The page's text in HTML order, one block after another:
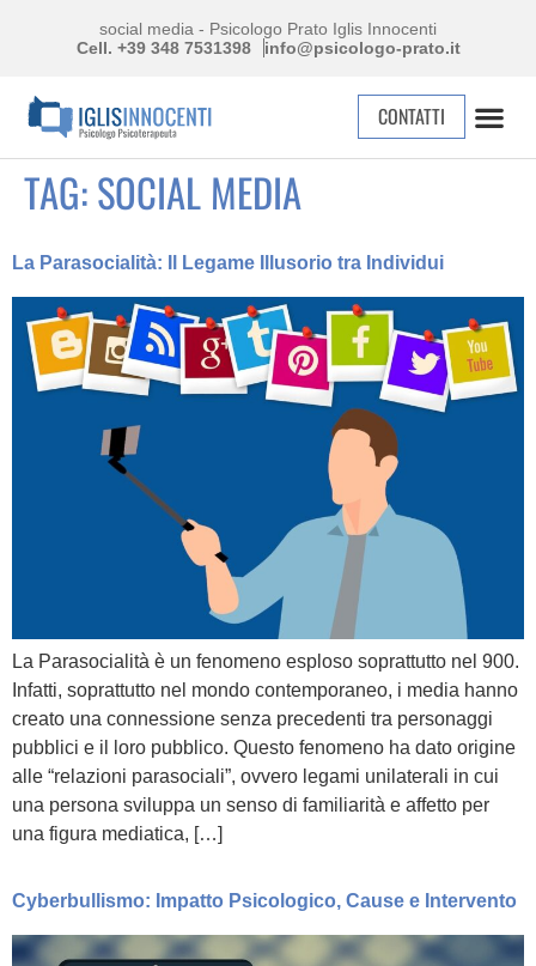
social media - Psicologo Prato Iglis Innocenti
Cell. +39 348 7531398
info@psicologo-prato.it
CONTATTI
TAG:SOCIAL MEDIA
La Parasocialità: Il Legame Illusorio tra Individui
La Parasocialità è un fenomeno esploso soprattutto nel 900.
Infatti, soprattutto nel mondo contemporaneo, i media hanno
creato una connessione senza precedenti tra personaggi
pubblici e il loro pubblico. Questo fenomeno ha dato origine
alle “relazioni parasociali”, ovvero legami unilaterali in cui
una persona sviluppa un senso di familiarità e affetto per
una figura mediatica, […]
Cyberbullismo: Impatto Psicologico, Cause e Intervento